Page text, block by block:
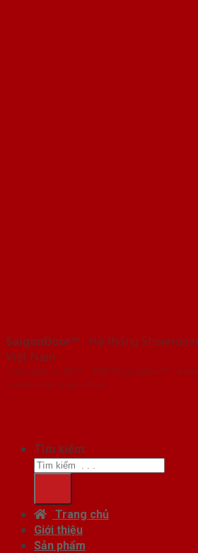
SaigonDoor™ - Hệ thống
Việt Nam
Copyright ⓒ 2016 – 2026 SaigonDoor™ -
vị chủ quản SaigonDoor
Tìm kiếm:
Trang chủ
Giới thiệu
Sản phẩm